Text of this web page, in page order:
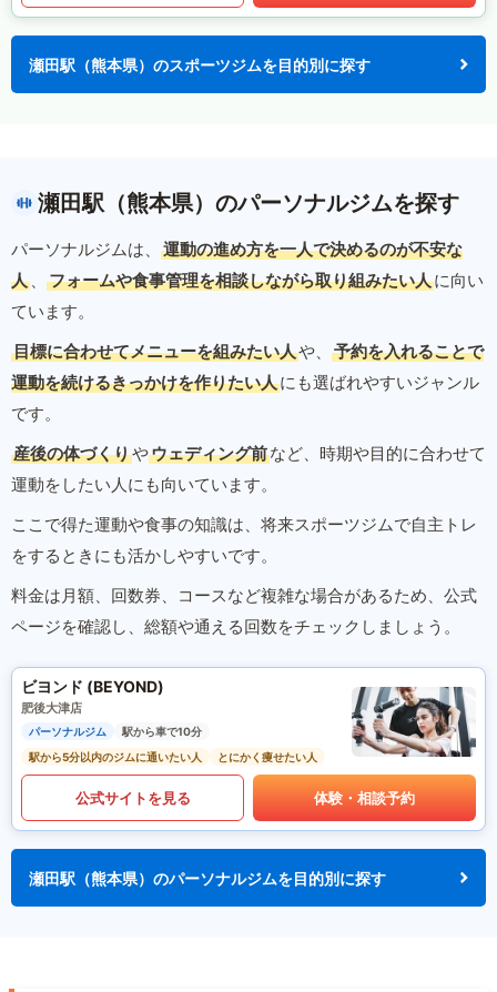
瀬田駅（熊本県）のスポーツジムを目的別に探す
瀬田駅（熊本県）のパーソナルジムを探す
パーソナルジムは、
運動の進め方を一人で決めるのが不安な
人 、 フォームや食事管理を相談しながら取り組みたい人に向い
ています。
目標に合わせてメニューを組みたい人や、
予約を入れることで
運動を続けるきっかけを作りたい人にも選ばれやすいジャンル
です。
産後の体づくりやウェディング前など、時期や目的に合わせて
運動をしたい人にも向いています。
ここで得た運動や食事の知識は、将来スポーツジムで自主トレ
をするときにも活かしやすいです。
料金は月額、回数券、コースなど複雑な場合があるため、公式
ページを確認し、総額や通える回数をチェックしましょう。
ビヨンド (BEYOND)
肥後大津店
パーソナルジム
駅から車で10分
駅から5分以内のジムに通いたい人
とにかく痩せたい人
公式サイトを見る 体験・相談予約
瀬田駅（熊本県）のパーソナルジムを目的別に探す